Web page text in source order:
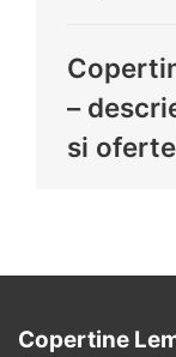
–
si
Copertine